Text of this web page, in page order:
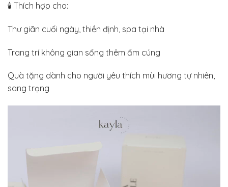
🕯 Thích hợp cho:
Thư giãn cuối ngày, thiền định, spa tại nhà
Trang trí không gian sống thêm ấm cúng
Quà tặng dành cho người yêu thích mùi hương tự nhiên,
sang trọng